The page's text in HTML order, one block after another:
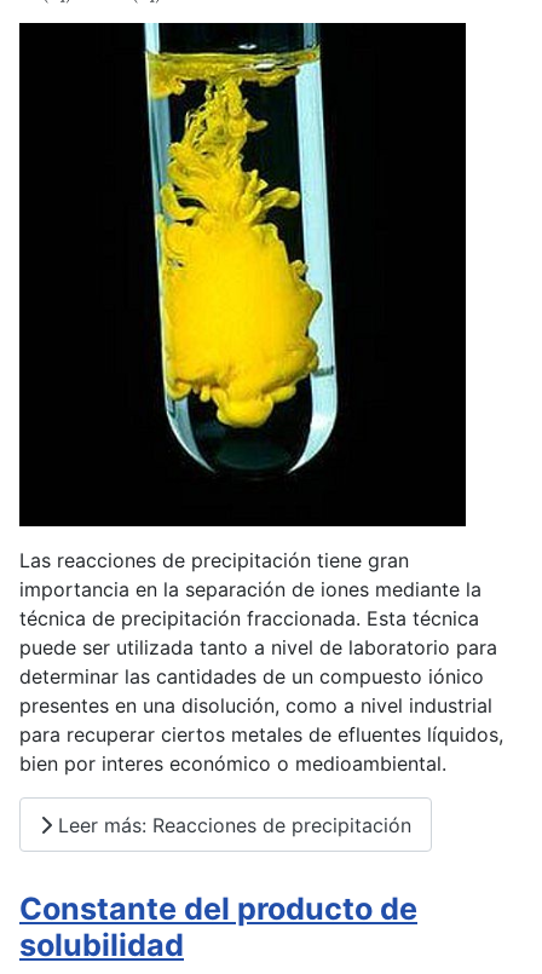
Las reacciones de precipitación tiene gran
importancia en la separación de iones mediante la
técnica de precipitación fraccionada. Esta técnica
puede ser utilizada tanto a nivel de laboratorio para
determinar las cantidades de un compuesto iónico
presentes en una disolución, como a nivel industrial
para recuperar ciertos metales de efluentes líquidos,
bien por interes económico o medioambiental.
Leer más: Reacciones de precipitación
Constante del producto de
solubilidad